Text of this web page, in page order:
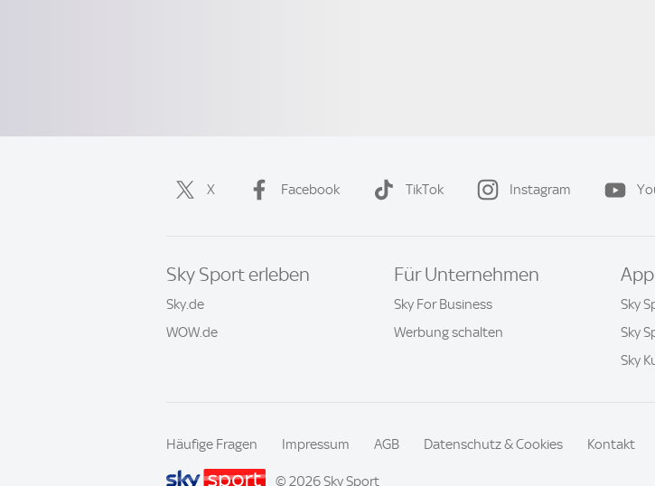
X Facebook TikTok Instagram
Sky Sport erleben
Sky.de
WOW.de
Für Unternehmen
Sky For Business
Werbung schalten
Sky
Sky
Sky
Häufige Fragen Impressum AGB Datenschutz & Cookies Kontakt
© 2026 Sky Sport